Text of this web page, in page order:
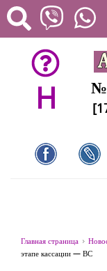
H №
Главная страница
этапе кассации — ВС